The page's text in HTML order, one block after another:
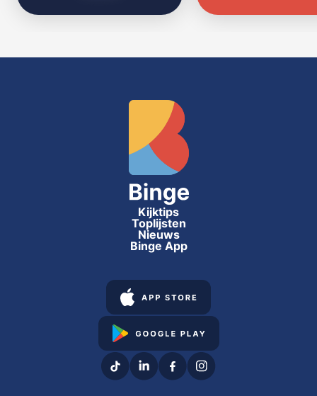
Kijktips
Toplijsten
Nieuws
Binge App